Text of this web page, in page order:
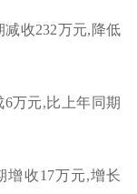
收232万元,降低
万元,比上年同期
增收17万元,增长